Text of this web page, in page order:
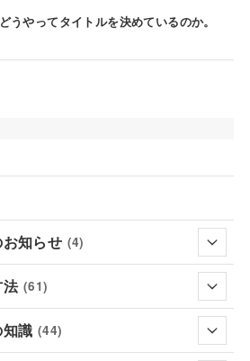
うやってタイトルを決めているのか。
知らせ (4)
(61)
識 (44)